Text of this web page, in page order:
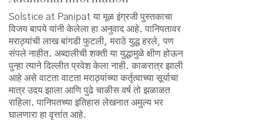
Solstice at Panipat या मूळ इंग्रजी पुस्तकाचा
विजय बापये यांनी केलेला हा अनुवाद आहे. पानिपतावर
मराठ्यांची लाख बांगडी फुटली, मराठे युद्ध हरले, पण
संपले नाहीत. अब्दालीची शक्ती या युद्धामुळे क्षीण होऊन
पुन्हा त्याने दिल्लीत प्रवेश केला नाही. काळरात्र झाली
आहे असे वाटता वाटता मराठ्यांच्या कर्तृत्वाच्या सूर्याचा
मात्र उदय झाला आणि पुढे चाळीस वर्ष तो झळाळत
राहिला. पानिपतच्या इतिहास लेखनात अमुल्य भर
घालणारा हा वृत्तांत आहे.